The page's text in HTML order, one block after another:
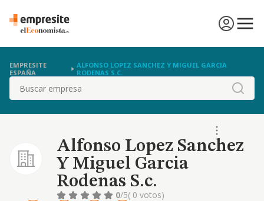
EMPRESITE
ESPAÑA
ALFONSO LOPEZ SANCHEZ Y MIGUEL GARCIA
RODENAS S.C.
Buscar
Alfonso Lopez Sanchez
Y Miguel Garcia
Rodenas S.c.
0/5( 0 votos)